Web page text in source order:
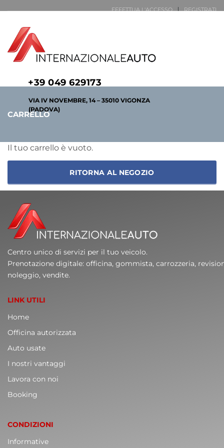
EFFETTUA L'ACCESSO
REGISTRATI
+39 049 629173
VIA IV NOVEMBRE, 14 – 35010 VIGONZA
(PADOVA)
CARRELLO
Il tuo carrello è vuoto.
RITORNA AL NEGOZIO
Centro unico di servizi per il tuo veicolo.
Prenotazione digitale: officina, gommista, carrozzeria,
noleggio, vendite.
LINK UTILI
Home
Officina autorizzata
Auto usate
I nostri vantaggi
Lavora con noi
Booking
CONDIZIONI
Informative